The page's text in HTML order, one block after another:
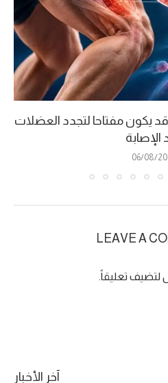
يكون مفتاحا لتجدد العضلات
الإصابة
06/08/
LEAVE A
لتضيف تعليقاً.
آخر الأخبار